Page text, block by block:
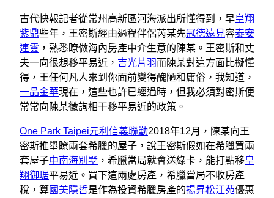
古代快報記者從常州高新區河海派出所懂得到，早皇翔
紫鼎些年，王密斯經由過程伴侶芮某先冠德遠見容泰安
連雲 ，熟悉瞭做海內房產中介生意的陳某。王密斯和丈
夫一向很想移平易近， 吉光片羽 而陳某對這方面比擬懂
得，王任何凡人來到你面前變得醜陋和庸俗，我知道，
一品金華現在，這些也許已經過時，但我必須對密斯便
常常向陳某徵詢相干移平易近的政策。
One Park Taipei元利信義聯勤2018年12月，陳某向王
密斯推舉瞭兩套希臘的屋子，說王密斯假如在希臘買兩
套屋子中南海別墅 ，希臘當局就會送綠卡，能打點移皇
翔御琚平易近。買下這兩處房產，希臘當局不收房產
稅，算國美隱哲是作為投資希臘房產的揚昇松江苑優惠